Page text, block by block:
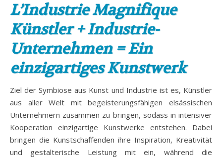
L’Industrie Magnifique
Künstler + Industrie-
Unternehmen = Ein
einzigartiges Kunstwerk
Ziel der Symbiose aus Kunst und Industrie ist es, Künstler
aus aller Welt mit begeisterungsfähigen elsässischen
Unternehmern zusammen zu bringen, sodass in intensiver
Kooperation einzigartige Kunstwerke entstehen. Dabei
bringen die Kunstschaffenden ihre Inspiration, Kreativität
und gestalterische Leistung mit ein, während die